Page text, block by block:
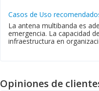
Casos de Uso
La antena multibanda es
emergencia. La capacidad
infraestructura en
Opiniones de